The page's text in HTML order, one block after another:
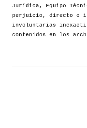
Jurídica, Equipo
perjuicio, directo o
involuntarias
contenidos en los